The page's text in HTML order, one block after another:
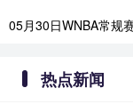
05月30日WNBA常规
热点新闻